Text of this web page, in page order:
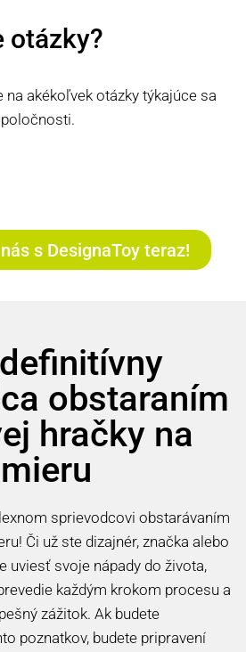
otázky?
na akékoľvek otázky týkajúce sa
s DesignaToy teraz!
obstaraním
hračky na
mieru
sprievodcovi obstarávaním
Či už ste dizajnér, značka alebo
uviesť svoje nápady do života,
každým krokom procesu a
zážitok. Ak budete
poznatkov, budete pripravení